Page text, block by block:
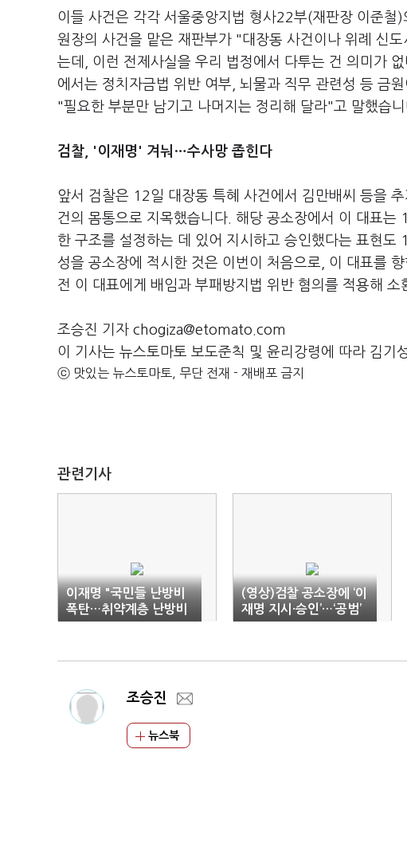
이들 사건은 각각 서울중앙지법 형사22부(재판장 이준
원장의 사건을 맡은 재판부가 "대장동 사건이나 위례 신
는데, 이런 전제사실을 우리 법정에서 다투는 건 의미가
에서는 정치자금법 위반 여부, 뇌물과 직무 관련성 등 금
"필요한 부분만 남기고 나머지는 정리해 달라"고 말했습니
검찰, '이재명' 겨눠…수사망 좁힌다
앞서 검찰은 12일 대장동 특혜 사건에서 김만배씨 등을
건의 몸통으로 지목했습니다. 해당 공소장에서 이 대표
한 구조를 설정하는 데 있어 지시하고 승인했다는 표현
성을 공소장에 적시한 것은 이번이 처음으로, 이 대표를
전 이 대표에게 배임과 부패방지법 위반 혐의를 적용해 소
조승진 기자 chogiza@etomato.com
이 기사는 뉴스토마토 보도준칙 및 윤리강령에 따라 김기
ⓒ 맛있는 뉴스토마토, 무단 전재 - 재배포 금지
관련기사
이재명 "국민들 난방비
폭탄…취약계층 난방비
신속 지원해야"
(영상)검찰 공소장에 ‘이
재명 지시·승인’…‘공범’
정황은 없어
조승진
뉴스북